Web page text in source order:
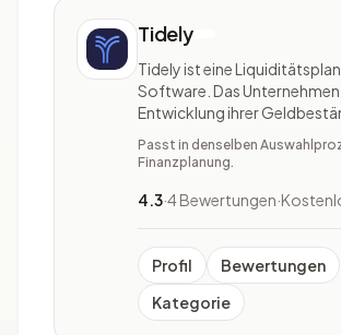
Tidely
Tidely ist eine
Software. Das
Entwicklung ihrer
passend zu ihrem
Echtzeit nachverfolgen.
sind Prognosen zum
Jahre möglich. Mit
Passt in denselben
Finanzplanung.
4.3·4 Bewertungen·
Profil
Bewertungen
Kategorie